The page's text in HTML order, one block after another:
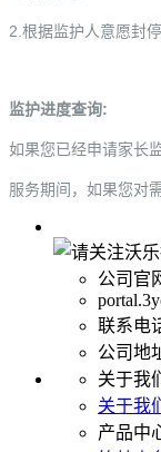
2.根据监护人意愿封
监护进度查询:
如果您已经申请家长
服务期间，如果您对
公司官
联系电
公司地
关于我们
关于我们
产品中